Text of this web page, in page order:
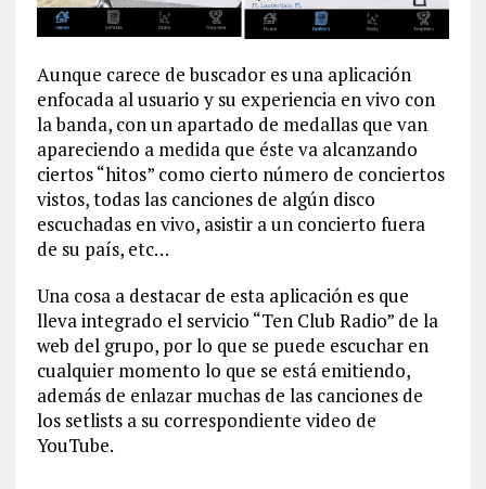
Aunque carece de buscador es una aplicación
enfocada al usuario y su experiencia en vivo con
la banda, con un apartado de medallas que van
apareciendo a medida que éste va alcanzando
ciertos “hitos” como cierto número de conciertos
vistos, todas las canciones de algún disco
escuchadas en vivo, asistir a un concierto fuera
de su país, etc…
Una cosa a destacar de esta aplicación es que
lleva integrado el servicio “Ten Club Radio” de la
web del grupo, por lo que se puede escuchar en
cualquier momento lo que se está emitiendo,
además de enlazar muchas de las canciones de
los setlists a su correspondiente video de
YouTube.